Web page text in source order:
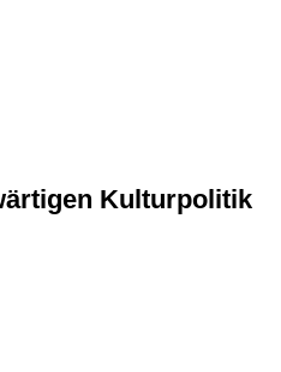
Kulturpolitik